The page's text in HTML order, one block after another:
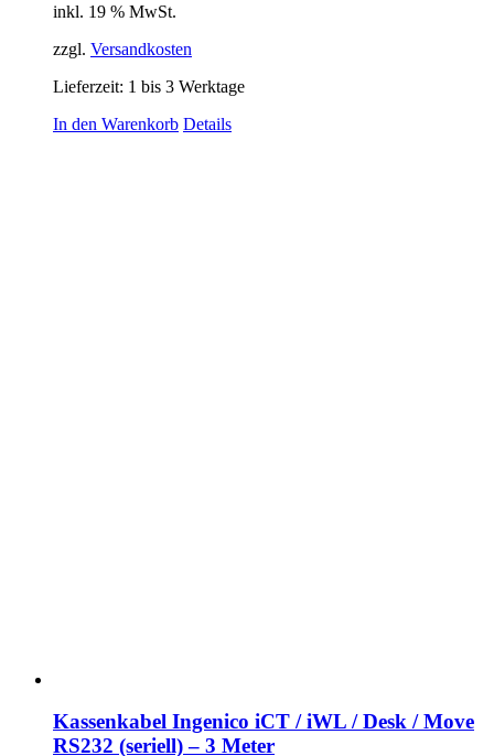
inkl. 19 % MwSt.
zzgl. Versandkosten
Lieferzeit: 1 bis 3 Werktage
In den Warenkorb Details
Kassenkabel Ingenico iCT / iWL / Desk / Move
RS232 (seriell) – 3 Meter